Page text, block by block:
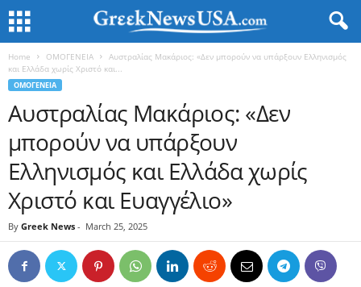
Home ΟΜΟΓΕΝΕΙΑ
Αυστραλίας Μακάριος: «Δεν μπορούν να υπάρξουν Ελληνισμός
και Ελλάδα χωρίς Χριστό και...
ΟΜΟΓΕΝΕΙΑ
Αυστραλίας Μακάριος: «Δεν
μπορούν να υπάρξουν
Ελληνισμός και Ελλάδα χωρίς
Χριστό και Ευαγγέλιο»
By Greek News - March 25, 2025